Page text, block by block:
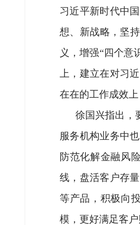
习近平新时代中
想、新战略，坚
义，增强“四个意
上，建立在对习
在在的工作成效上
徐国兴指出，
服务机构业务中
防范化解金融风
线，盘活客户存
等产品，积极向
模，更好满足客